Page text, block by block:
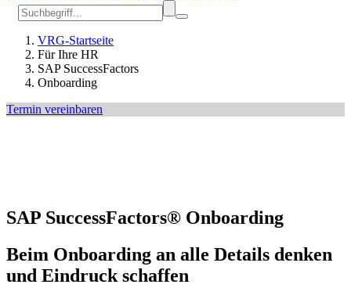
VRG-Startseite
Für Ihre HR
SAP SuccessFactors
Onboarding
Termin vereinbaren
SAP SuccessFactors® Onboarding
Beim Onboarding an alle Details denken
und Eindruck schaffen